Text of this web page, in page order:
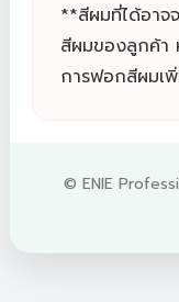
**สีผมที่ได้อาจ
สีผมของลูกค้า
การฟอกสีผมเ
© ENIE